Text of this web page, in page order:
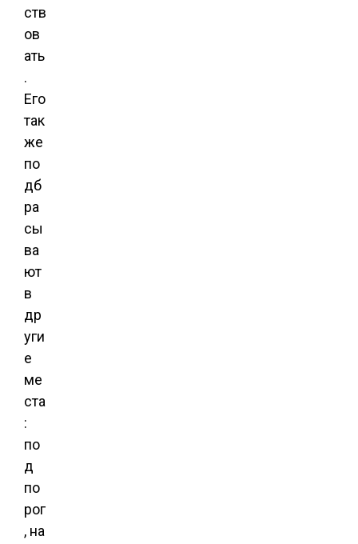
ств
ов
ать
.
Его
так
же
по
дб
ра
сы
ва
ют
в
др
уги
е
ме
ста
:
по
д
по
рог
, на